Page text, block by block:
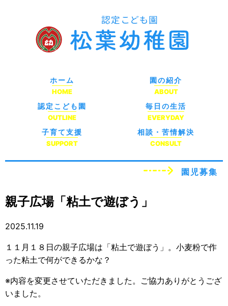
ホーム
HOME
園の紹介
ABOUT
認定こども園
OUTLINE
毎日の生活
EVERYDAY
子育て支援
SUPPORT
相談・苦情解決
CONSULT
園児募集
親子広場「粘土で遊ぼう」
2025.11.19
１１月１８日の親子広場は「粘土で遊ぼう」。小麦粉で作
った粘土で何ができるかな？
※内容を変更させていただきました。ご協力ありがとうござ
いました。